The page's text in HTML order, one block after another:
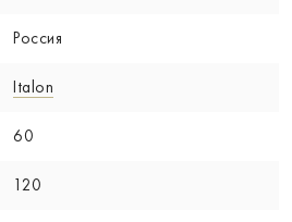
Россия
Italon
60
120